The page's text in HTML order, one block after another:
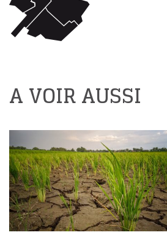
A VOIR AUSSI